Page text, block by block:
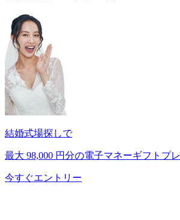
結婚式場探しで
最大 98,000 円分の電子マネーギフトプ
今すぐエントリー